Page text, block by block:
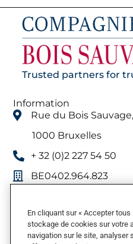
Trusted partners for
Information
Rue du Bois Sauvage,
1000 Bruxelles
+ 32 (0)2 227 54 50
BE0402.964.823
Participations
Relation Investisseurs
En cliquant sur « Accepter
stockage de cookies sur votre
navigation sur le site, analyser